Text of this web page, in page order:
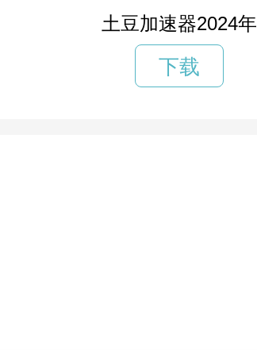
土豆加速器2024年
下载